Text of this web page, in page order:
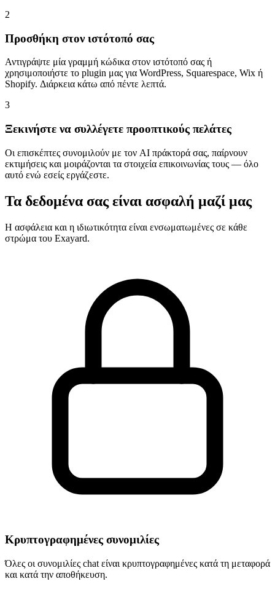
2
Προσθήκη στον ιστότοπό σας
Αντιγράψτε μία γραμμή κώδικα στον ιστότοπό σας ή
χρησιμοποιήστε το plugin μας για WordPress, Squarespace, Wix ή
Shopify. Διάρκεια κάτω από πέντε λεπτά.
3
Ξεκινήστε να συλλέγετε προοπτικούς πελάτες
Οι επισκέπτες συνομιλούν με τον AI πράκτορά σας, παίρνουν
εκτιμήσεις και μοιράζονται τα στοιχεία επικοινωνίας τους — όλο
αυτό ενώ εσείς εργάζεστε.
Τα δεδομένα σας είναι ασφαλή μαζί μας
Η ασφάλεια και η ιδιωτικότητα είναι ενσωματωμένες σε κάθε
στρώμα του Exayard.
Κρυπτογραφημένες συνομιλίες
Όλες οι συνομιλίες chat είναι κρυπτογραφημένες κατά τη μεταφορά
και κατά την αποθήκευση.